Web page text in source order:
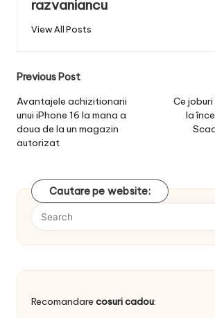
razvaniancu
View All Posts
Post
navigation
Previous Post
Avantajele achizitionarii
unui iPhone 16 la mana a
doua de la un magazin
autorizat
Ce
la
Cautare pe website:
Recomandare cosuri cadou: